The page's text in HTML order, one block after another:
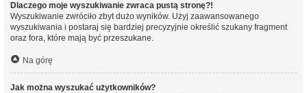
Dlaczego moje wyszukiwanie zwraca pustą stronę?!
Wyszukiwanie zwróciło zbyt dużo wyników. Użyj zaawansowanego
wyszukiwania i postaraj się bardziej precyzyjnie określić szukany fragment
oraz fora, które mają być przeszukane.
Na górę
Jak można wyszukać użytkowników?